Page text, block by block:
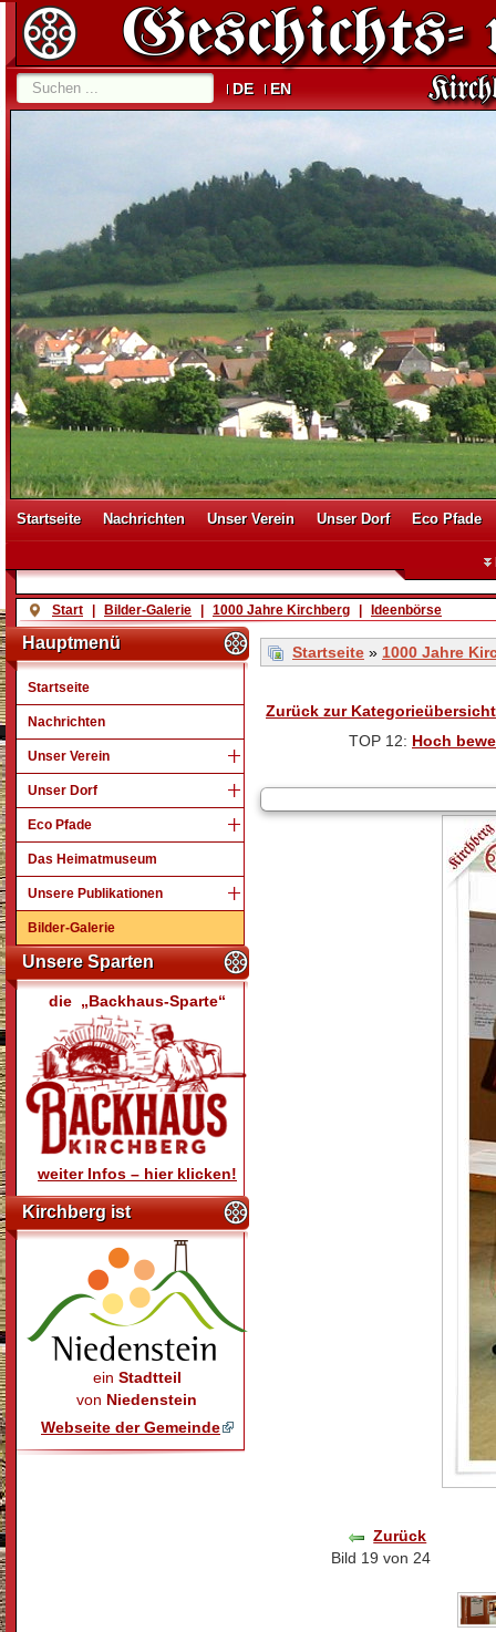
DE EN
Startseite Nachrichten Unser Verein Unser Dorf Eco Pfade
Start Bilder-Galerie 1000 Jahre Kirchberg Ideenbörse
Hauptmenü
Startseite
Nachrichten
Unser Verein
Unser Dorf
Eco Pfade
Das Heimatmuseum
Unsere Publikationen
Bilder-Galerie
Unsere Sparten
die „Backhaus-Sparte“
weiter Infos – hier klicken!
Kirchberg ist
ein Stadtteil
von Niedenstein
Webseite der Gemeinde
Startseite » 1000 Jahre
Zurück zur Kategorieübersicht
TOP 12: Hoch
Zurück
Bild 19 von 24